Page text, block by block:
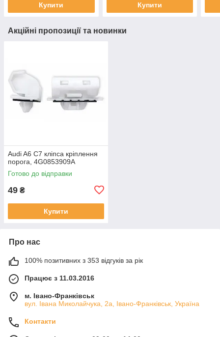
Купити Купити
Акційні пропозиції та новинки
Audi A6 C7 кліпса кріплення
порога, 4G0853909A
Готово до відправки
49 ₴
Купити
Про нас
100% позитивних з 353 відгуків за рік
Працює з 11.03.2016
м. Івано-Франківськ
вул. Івана Миколайчука, 2а, Івано-Франківськ, Україна
Контакти